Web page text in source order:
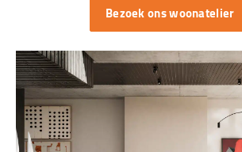
Bezoek ons woonatelier